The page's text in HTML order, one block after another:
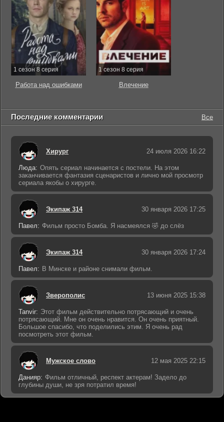
1 сезон 8 серия
Работа над ошибками
1 сезон 8 серия
Влечение
Последние комментарии Все
Хирург 24 июля 2026 16:22
Люда: Опять сериал начинается с постели. На этом
заканчивается фантазия сценаристов и лично мой просмотр
сериала якобы о хирурге.
Экипаж 314 30 января 2026 17:25
Павел: Фильм просто Бомба. Я насмеялся 🤣 до слёз
Экипаж 314 30 января 2026 17:24
Павел: В Минске и районе снимали фильм.
Зверополис 13 июня 2025 15:38
Tanvir: Этот фильм действительно потрясающий и очень
потрясающий. Мне он очень нравится. Он очень приятный.
Большое спасибо, что поделились этим. Я очень рад
посмотреть этот фильм.
Мужское слово 12 мая 2025 22:15
Данияр: Фильм отличный, респект актерам! Задело до
глубины души, не зря потратил время!